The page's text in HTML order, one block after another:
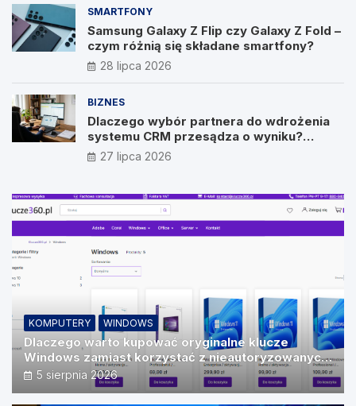
SMARTFONY
Samsung Galaxy Z Flip czy Galaxy Z Fold –
czym różnią się składane smartfony?
28 lipca 2026
BIZNES
Dlaczego wybór partnera do wdrożenia
systemu CRM przesądza o wyniku?
Wywiad z Pawłem Prymakowskim, CEO IT
Vision
27 lipca 2026
KOMPUTERY WINDOWS
Dlaczego warto kupować oryginalne klucze
Windows zamiast korzystać z nieautoryzowanych
źródeł?
5 sierpnia 2026